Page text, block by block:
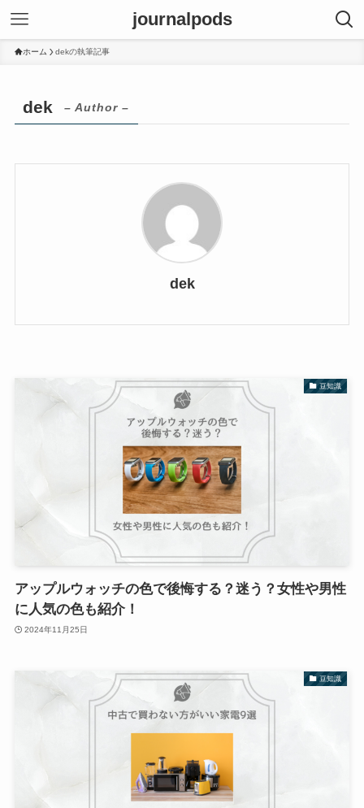
journalpods
ホーム dekの執筆記事
dek – Author –
dek
豆知識
アップルウォッチの色で後悔する？迷う？女性や男性
に人気の色も紹介！
2024年11月25日
豆知識